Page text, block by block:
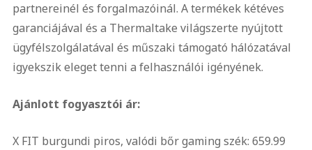
partnereinél és forgalmazóinál. A termékek kétéves
garanciájával és a Thermaltake világszerte nyújtott
ügyfélszolgálatával és műszaki támogató hálózatával
igyekszik eleget tenni a felhasználói igényének.
Ajánlott fogyasztói ár:
X FIT burgundi piros, valódi bőr gaming szék: 659.99